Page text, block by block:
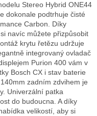
Stereo Hybrid ONE44
dokonale podtrhuje čisté
Carbon. Díky
navíc můžete přizpůsobit
krytu řetězu udržuje
integrovaný ovladač
Purion 400 vám v
Bosch CX i stav baterie
zadním zdvihem je
Univerzální patka
do budoucna. A díky
velikostí, aby si